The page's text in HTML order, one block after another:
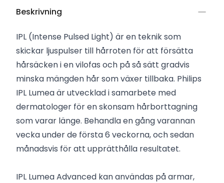
Beskrivning
IPL (Intense Pulsed Light) är en teknik som
skickar ljuspulser till hårroten för att försätta
hårsäcken i en vilofas och på så sätt gradvis
minska mängden hår som växer tillbaka. Philips
IPL Lumea är utvecklad i samarbete med
dermatologer för en skonsam hårborttagning
som varar länge. Behandla en gång varannan
vecka under de första 6 veckorna, och sedan
månadsvis för att upprätthålla resultatet.
IPL Lumea Advanced kan användas på armar,